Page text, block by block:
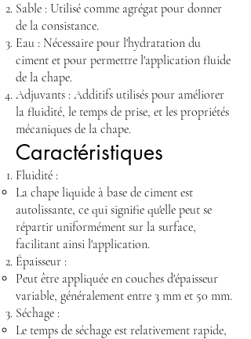
Sable : Utilisé comme agrégat pour donner
de la consistance.
Eau : Nécessaire pour l'hydratation du
ciment et pour permettre l'application fluide
de la chape.
Adjuvants : Additifs utilisés pour améliorer
la fluidité, le temps de prise, et les propriétés
mécaniques de la chape.
Caractéristiques
Fluidité :
La chape liquide à base de ciment est
autolissante, ce qui signifie qu'elle peut se
répartir uniformément sur la surface,
facilitant ainsi l'application.
Épaisseur :
Peut être appliquée en couches d'épaisseur
variable, généralement entre 3 mm et 50 mm.
Séchage :
Le temps de séchage est relativement rapide,